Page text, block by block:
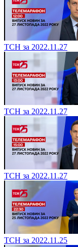
ТСН за 2022.11.27
ТСН за 2022.11.27
ТСН за 2022.11.27
ТСН за 2022.11.25